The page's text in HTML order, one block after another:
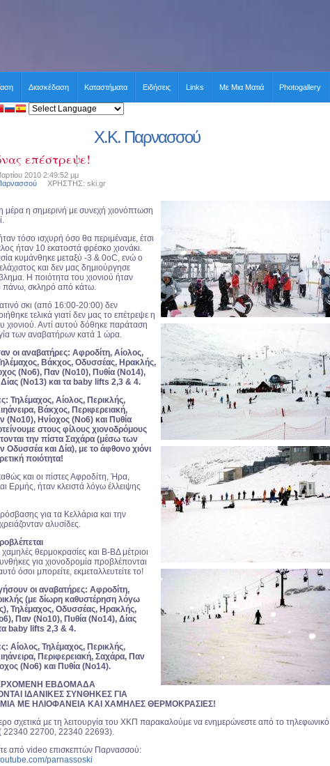
Διασκέδαση Καταστήματα Ειδήσεις Links Με Μια Ματιά Photogallery
Χ.Κ. Παρνασσού
επέστρεψε!
2010 2:49:52 μμ
ΧΡΗΣΤΗΣ: ski.gr
μέρα η σημερινή με συνεχή χιονόπτωση
τόσο ισχυρή όσο θα περιμέναμε, έτσι
ήταν 10 εκατοστά φρέσκο χιονάκι.
κυμάνθηκε μεταξύ -3 & 0οC, ενώ ο
και δεν μας δημιούργησε
Η ποιότητα του χιονιού ήταν
πάνω, σκληρό από κάτω.
σκι (από 16:00-20:00) δεν
τελικά γιατί δεν μας το επέτρεψε η
χιονιού. Αντί αυτού δόθηκε παράταση
των αναβατήρων κατά 1 ώρα.
οι αναβατήρες: Αφροδίτη, Αίολος,
Βάκχος, Οδυσσέας, Ηρακλής,
(Νο6), Παν (Νο10), Πυθία (Νο14),
(Νο13) και τα baby lifts 2,3 & 4.
Τηλέμαχος, Αίολος, Περικλής,
Βάκχος, Περιφερειακή,
(Νο10), Ηνίοχος (Νο6) και Πυθία
στους φίλους χιονοδρόμους
την πίστα Σαχάρα (μέσω των
Οδυσσέα και Δία), με το άφθονο χιόνι
ποιότητα!
και οι πίστες Αφροδίτη, Ήρα,
Ερμής, ήταν κλειστά λόγω έλλειψης
για τα Κελλάρια και την
αλυσίδες.
χαμηλές θερμοκρασίες και Β-ΒΔ μέτριοι
για χιονοδρομία προβλέπονται
αυτό όσοι μπορείτε, εκμεταλλευτείτε το!
οι αναβατήρες: Αφροδίτη,
(με δίωρη καθυστέρηση λόγω
Τηλέμαχος, Οδυσσέας, Ηρακλής,
Παν (Νο10), Πυθία (Νο14), Δίας
baby lifts 2,3 & 4.
Αίολος, Τηλέμαχος, Περικλής,
Περιφερειακή, Σαχάρα, Παν
(Νο6) και Πυθία (Νο14).
ΕΒΔΟΜΑΔΑ
ΙΔΑΝΙΚΕΣ ΣΥΝΘΗΚΕΣ ΓΙΑ
ΜΕ ΗΛΙΟΦΑΝΕΙΑ ΚΑΙ ΧΑΜΗΛΕΣ ΘΕΡΜΟΚΡΑΣΙΕΣ!
σχετικά με τη λειτουργία του ΧΚΠ παρακαλούμε να ενημερώνεστε από το τηλεφωνικό
22340 22700, 22340 22693).
από video επισκεπτών Παρνασσού:
parnassoski